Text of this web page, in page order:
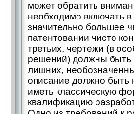
может обратить
необходимо включать
значительно большее
патентовании чисто
третьих, чертежи (в
решений) должны быть
лишних,
описание должно быть
иметь классическую
квалификацию